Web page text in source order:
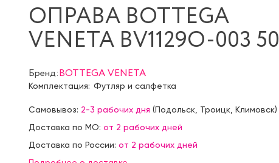
ОПРАВА BOTTEGA
VENETA BV1129O-003 50
Бренд:BOTTEGA VENETA
Комплектация: Футляр и салфетка
Самовывоз: 2-3 рабочих дня (Подольск, Троицк, Климовск)
Доставка по МО: от 2 рабочих дней
Доставка по России: от 2 рабочих дней